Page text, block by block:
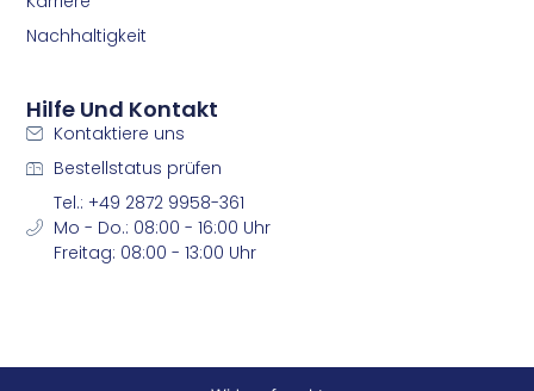
Nachhaltigkeit
Hilfe Und Kontakt
Kontaktiere uns
Bestellstatus prüfen
Tel.: +49 2872 9958-361
Mo - Do.: 08:00 - 16:00 Uhr
Freitag: 08:00 - 13:00 Uhr